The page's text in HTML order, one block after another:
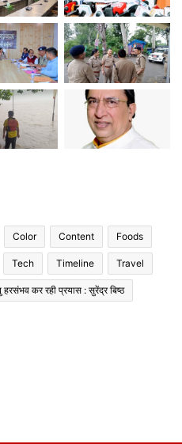
Color Content Foods
Tech Timeline Travel
हरसंभव कर रही प्रयास : सुरेंद्र बिष्ठ